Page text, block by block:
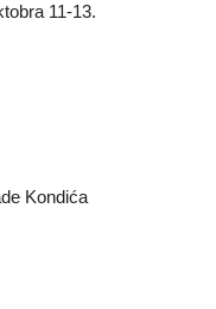
11-13.
Kondića